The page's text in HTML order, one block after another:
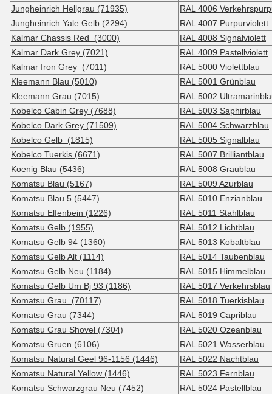
Jungheinrich Hellgrau (71935)
RAL 4006
Jungheinrich Yale Gelb (2294)
RAL 4007 Purpurviolett
Kalmar Chassis Red (3000)
RAL 4008 Signalviolett
Kalmar Dark Grey (7021)
RAL 4009 Pastellviolett
Kalmar Iron Grey (7011)
RAL 5000 Violettblau
Kleemann Blau (5010)
RAL 5001 Grünblau
Kleemann Grau (7015)
RAL 5002
Kobelco Cabin Grey (7688)
RAL 5003 Saphirblau
Kobelco Dark Grey (71509)
RAL 5004 Schwarzblau
Kobelco Gelb (1815)
RAL 5005 Signalblau
Kobelco Tuerkis (6671)
RAL 5007 Brilliantblau
Koenig Blau (5436)
RAL 5008 Graublau
Komatsu Blau (5167)
RAL 5009 Azurblau
Komatsu Blau 5 (5447)
RAL 5010 Enzianblau
Komatsu Elfenbein (1226)
RAL 5011 Stahlblau
Komatsu Gelb (1955)
RAL 5012 Lichtblau
Komatsu Gelb 94 (1360)
RAL 5013 Kobaltblau
Komatsu Gelb Alt (1114)
RAL 5014 Taubenblau
Komatsu Gelb Neu (1184)
RAL 5015 Himmelblau
Komatsu Gelb Um Bj 93 (1186)
RAL 5017 Verkehrsblau
Komatsu Grau (70117)
RAL 5018 Tuerkisblau
Komatsu Grau (7344)
RAL 5019 Capriblau
Komatsu Grau Shovel (7304)
RAL 5020 Ozeanblau
Komatsu Gruen (6106)
RAL 5021 Wasserblau
Komatsu Natural Geel 96-1156 (1446)
RAL 5022 Nachtblau
Komatsu Natural Yellow (1446)
RAL 5023 Fernblau
Komatsu Schwarzgrau Neu (7452)
RAL 5024 Pastellblau